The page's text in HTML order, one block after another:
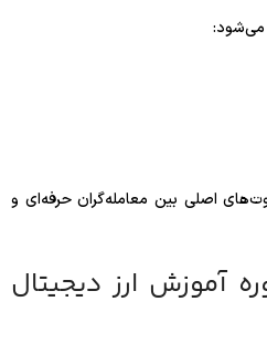
می‌شود:
اصلی بین معامله‌گران حرفه‌ای و
آموزش ارز دیجیتال